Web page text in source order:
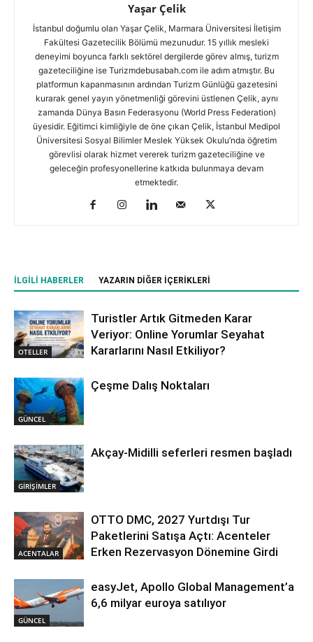
Yaşar Çelik
İstanbul doğumlu olan Yaşar Çelik, Marmara Üniversitesi İletişim
Fakültesi Gazetecilik Bölümü mezunudur. 15 yıllık mesleki
deneyimi boyunca farklı sektörel dergilerde görev almış, turizm
gazeteciliğine ise Turizmdebusabah.com ile adım atmıştır. Bu
platformun kapanmasının ardından Turizm Günlüğü gazetesini
kurarak genel yayın yönetmenliği görevini üstlenen Çelik, aynı
zamanda Dünya Basın Federasyonu (World Press Federation)
üyesidir. Eğitimci kimliğiyle de öne çıkan Çelik, İstanbul Medipol
Üniversitesi Sosyal Bilimler Meslek Yüksek Okulu’nda öğretim
görevlisi olarak hizmet vererek turizm gazeteciliğine ve
geleceğin profesyonellerine katkıda bulunmaya devam
etmektedir.
İLGILI HABERLER YAZARIN DIĞER İÇERIKLERI
OTELLER
Turistler Artık Gitmeden Karar
Veriyor: Online Yorumlar Seyahat
Kararlarını Nasıl Etkiliyor?
GÜNCEL
Çeşme Dalış Noktaları
GİRİŞİMLER
Akçay-Midilli seferleri resmen başladı
ACENTALAR
OTTO DMC, 2027 Yurtdışı Tur
Paketlerini Satışa Açtı: Acenteler
Erken Rezervasyon Dönemine Girdi
GÜNCEL
easyJet, Apollo Global Management’a
6,6 milyar euroya satılıyor